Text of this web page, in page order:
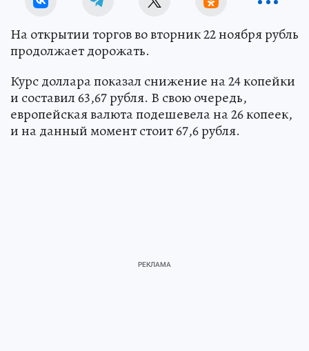
На открытии торгов во вторник 22 ноября рубль
продолжает дорожать.
Курс доллара показал снижение на 24 копейки
и составил 63,67 рубля. В свою очередь,
европейская валюта подешевела на 26 копеек,
и на данный момент стоит 67,6 рубля.